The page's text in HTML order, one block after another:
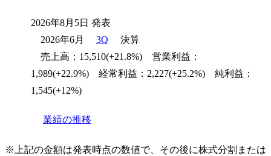
2026年8月5日 発表
2026年6月
3Q
決算
売上高：15,510(+21.8%) 営業利益：
1,989(+22.9%) 経常利益：2,227(+25.2%) 純利益：
1,545(+12%)
業績の推移
※上記の金額は発表時点の数値で、その後に株式分割または